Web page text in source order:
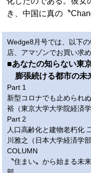
き、中国に真の〝
Wedge8月号では、以下
店、アマゾンでお買い求
■あなたの知らない東
膨張続ける都市の未
Part 1
新型コロナでも止められ
裕（東京大学大学院経済
Part 2
人口高齢化と建物老朽化
川雅之（日本大学経済学部
COLUMN
〝住まい〟から始まる